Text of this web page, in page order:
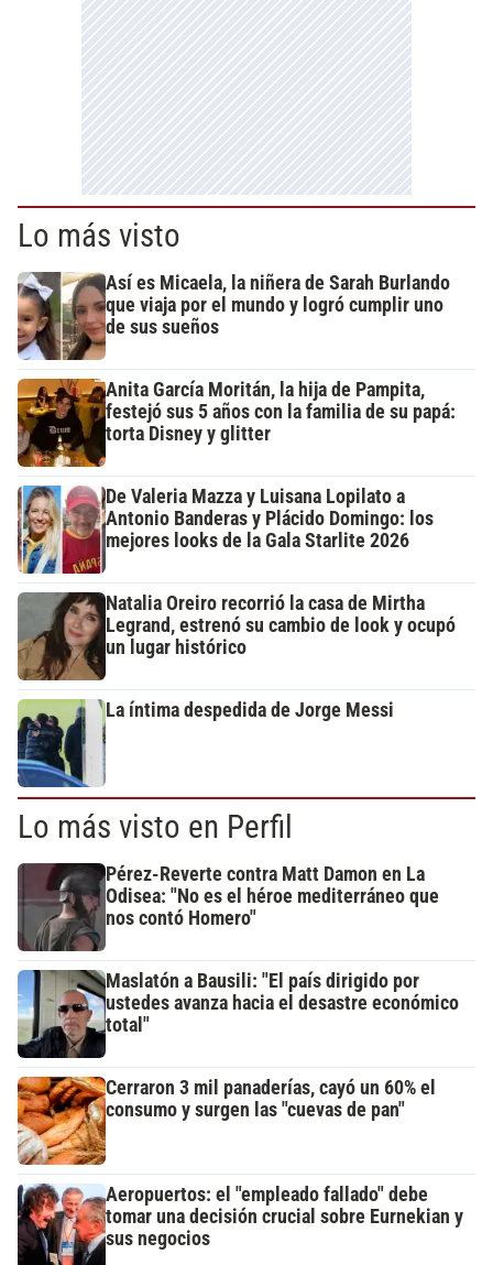
Lo más visto
Así es Micaela, la niñera de Sarah Burlando
que viaja por el mundo y logró cumplir uno
de sus sueños
Anita García Moritán, la hija de Pampita,
festejó sus 5 años con la familia de su papá:
torta Disney y glitter
De Valeria Mazza y Luisana Lopilato a
Antonio Banderas y Plácido Domingo: los
mejores looks de la Gala Starlite 2026
Natalia Oreiro recorrió la casa de Mirtha
Legrand, estrenó su cambio de look y ocupó
un lugar histórico
La íntima despedida de Jorge Messi
Lo más visto en Perfil
Pérez-Reverte contra Matt Damon en La
Odisea: "No es el héroe mediterráneo que
nos contó Homero"
Maslatón a Bausili: "El país dirigido por
ustedes avanza hacia el desastre económico
total"
Cerraron 3 mil panaderías, cayó un 60% el
consumo y surgen las "cuevas de pan"
Aeropuertos: el "empleado fallado" debe
tomar una decisión crucial sobre Eurnekian y
sus negocios